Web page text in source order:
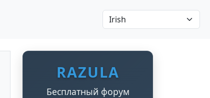
RAZULA
Бесплатный форум